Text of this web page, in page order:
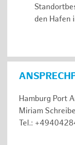
den Hafen
Hamburg Port
Miriam
Tel.: